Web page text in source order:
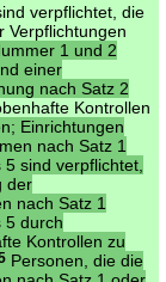
verpflichtet, die
Verpflichtungen
1 und 2
einer
nach Satz 2
Kontrollen
Einrichtungen
nach Satz 1
sind verpflichtet,
der
nach Satz 1
5 durch
Kontrollen zu
Personen, die die